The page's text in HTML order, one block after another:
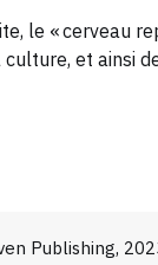
le « cerveau
et ainsi
Publishing,